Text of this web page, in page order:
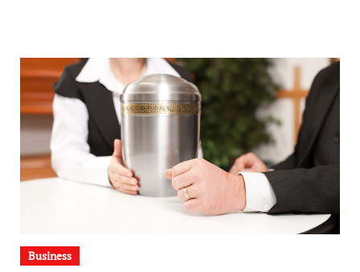
Business